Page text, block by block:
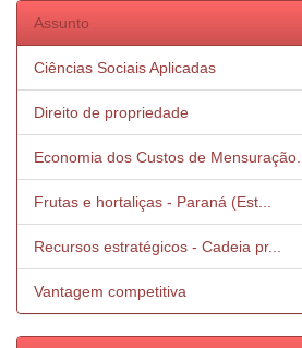
Assunto
Ciências Sociais Aplicadas
Direito de propriedade
Economia dos Custos de Mensuração...
Frutas e hortaliças - Paraná (Est...
Recursos estratégicos - Cadeia pr...
Vantagem competitiva